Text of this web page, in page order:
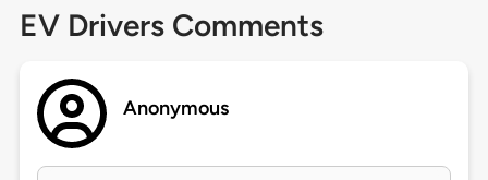
EV Drivers Comments
Anonymous